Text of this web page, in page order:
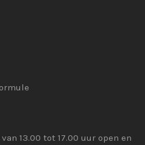
13.00 tot 17.00 uur open en